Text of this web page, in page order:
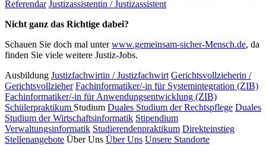
Referendar Justizassistentin / Justizassistent
Nicht ganz das Richtige dabei?
Schauen Sie doch mal unterwww.gemeinsam-sicher-Mensch.de, da
finden Sie viele weitere Justiz-Jobs.
Ausbildung Justizfachwirtin / Justizfachwirt Gerichtsvollzieherin /
Gerichtsvollzieher Fachinformatiker/-in für Systemintegration (ZIB)
Fachinformatiker/-in für Anwendungsentwicklung (ZIB)
Schülerpraktikum Studium Duales Studium der Rechtspflege Duales
Studium der Wirtschaftsinformatik Stipendium
Verwaltungsinformatik Studierendenpraktikum Direkteinstieg
Stellenangebote Über Uns Über Uns Unsere Standorte